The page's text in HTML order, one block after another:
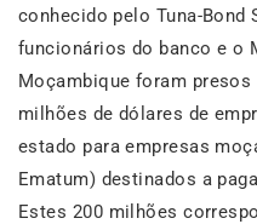
conhecido pelo Tuna-Bond
funcionários do banco e o
Moçambique foram
milhões de dólares de
estado para empresas
Ematum) destinados a
Estes 200 milhões